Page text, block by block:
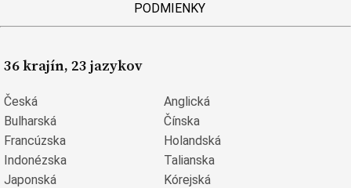
PODMIENKY
36 krajín, 23 jazykov
Česká
Anglická
Bulharská
Čínska
Francúzska
Holandská
Indonézska
Talianska
Japonská
Kórejská